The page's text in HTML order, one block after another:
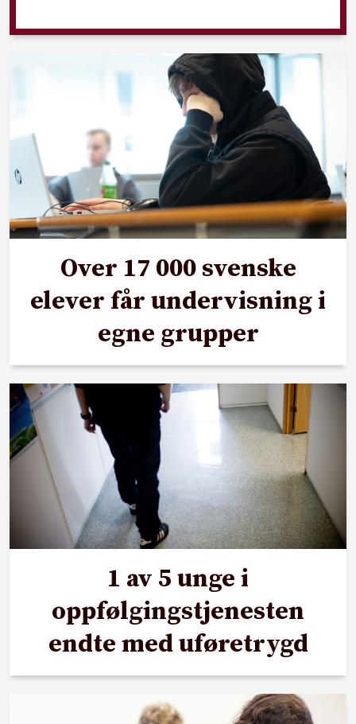
Over 17 000 svenske
elever får undervisning i
egne grupper
1 av 5 unge i
oppfølgingstjenesten
endte med uføretrygd